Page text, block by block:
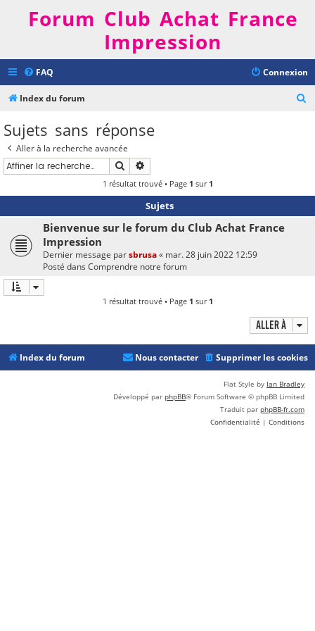
Forum Club Achat France
Impression
FAQ Connexion
Index du forum
Sujets sans réponse
Aller à la recherche avancée
Rechercher
1 résultat trouvé • Page 1 sur 1
Sujets
Bienvenue sur le forum du Club Achat France
Impression
Dernier message parsbrusa« mar. 28 juin 2022 12:59
Posté dans Comprendre notre forum
1 résultat trouvé • Page 1 sur 1
Aller à
Index du forum Supprimer les cookies
Nous contacter
Flat Style by Ian Bradley
Développé par phpBB® Forum Software © phpBB Limited
Traduit par phpBB-fr.com
Confidentialité | Conditions